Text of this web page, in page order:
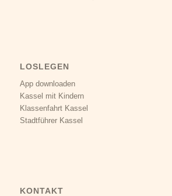
LOSLEGEN
App downloaden
Kassel mit Kindern
Klassenfahrt Kassel
Stadtführer Kassel
KONTAKT